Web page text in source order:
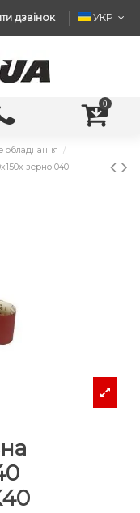
дзвінок УКР
0
обладнання
зерно 040